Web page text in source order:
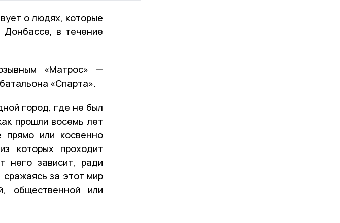
о людях, которые
Донбассе, в течение
«Матрос» —
«Спарта».
город, где не был
прошли восемь лет
или косвенно
которых проходит
него зависит, ради
за этот мир
общественной или